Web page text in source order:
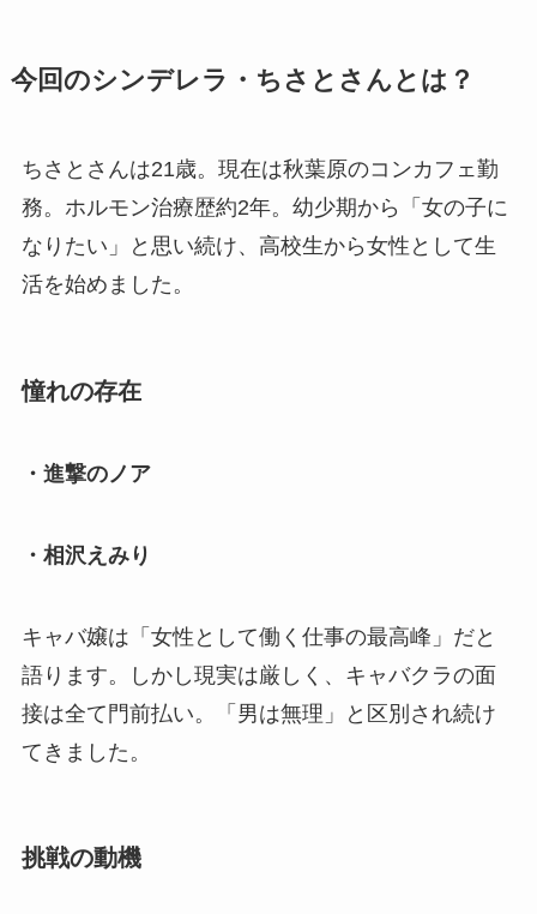
今回のシンデレラ・ちさとさんとは？
ちさとさんは21歳。現在は秋葉原のコンカフェ勤
務。ホルモン治療歴約2年。幼少期から「女の子に
なりたい」と思い続け、高校生から女性として生
活を始めました。
憧れの存在
・進撃のノア
・相沢えみり
キャバ嬢は「女性として働く仕事の最高峰」だと
語ります。しかし現実は厳しく、キャバクラの面
接は全て門前払い。「男は無理」と区別され続け
てきました。
挑戦の動機